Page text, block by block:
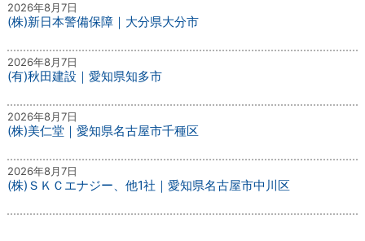
2026年8月7日
(株)新日本警備保障｜大分県大分市
2026年8月7日
(有)秋田建設｜愛知県知多市
2026年8月7日
(株)美仁堂｜愛知県名古屋市千種区
2026年8月7日
(株)ＳＫＣエナジー、他1社｜愛知県名古屋市中川区